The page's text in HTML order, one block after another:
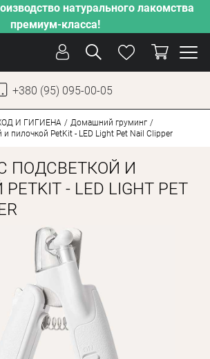
натурального лакомства
премиум-класса!
+380 (95) 095-00-05
УХОД
ЗАБОТА
ПРОИЗВОДСТВО
НОВИНКИ
АКЦИИ
ДЛЯ КОТОВ
Оплата и доставка
И ГИГИЕНА
Домашний груминг
и пилочкой PetKit - LED Light Pet Nail Clipper
ПОДСВЕТКОЙ И
- LED LIGHT PET